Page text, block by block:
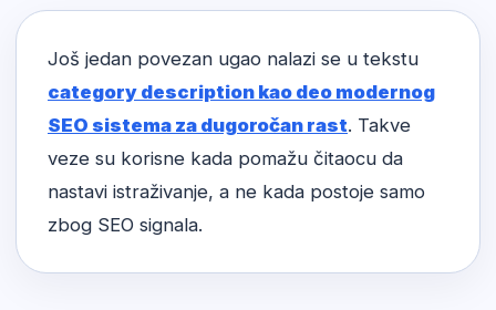
Još jedan povezan ugao nalazi se u tekstu
category description kao deo modernog
SEO sistema za dugoročan rast. Takve
veze su korisne kada pomažu čitaocu da
nastavi istraživanje, a ne kada postoje samo
zbog SEO signala.